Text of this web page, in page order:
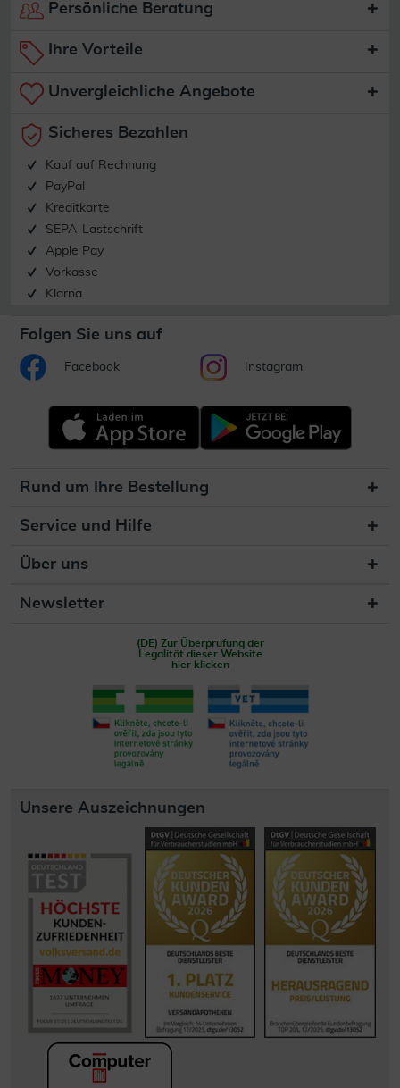
Persönliche Beratung
Ihre Vorteile
Unvergleichliche Angebote
Sicheres Bezahlen
Kauf auf Rechnung
PayPal
Kreditkarte
SEPA-Lastschrift
Apple Pay
Vorkasse
Klarna
Folgen Sie uns auf
Facebook Instagram
Rund um Ihre Bestellung
Service und Hilfe
Über uns
Newsletter
(DE) Zur Überprüfung der
Legalität dieser Website
hier klicken
Unsere Auszeichnungen